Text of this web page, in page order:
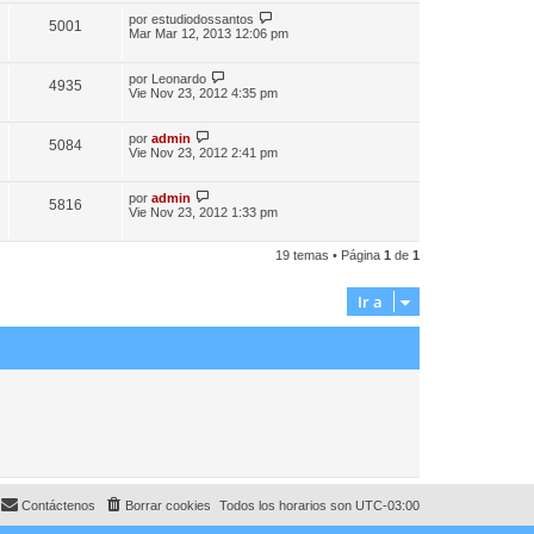
5001 por estudiodossantos
Mar Mar 12, 2013 12:06 pm
4935 por Leonardo
Vie Nov 23, 2012 4:35 pm
5084 por admin
Vie Nov 23, 2012 2:41 pm
5816 por admin
Vie Nov 23, 2012 1:33 pm
19 temas • Página 1 de 1
Ir a
Todos los horarios son UTC-03:00
Borrar cookies
Contáctenos